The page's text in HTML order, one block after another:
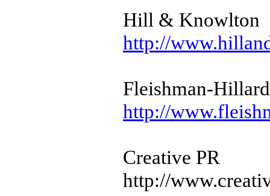
Hill & Knowlton
http://
Fleishman-
http://
Creative PR
http://